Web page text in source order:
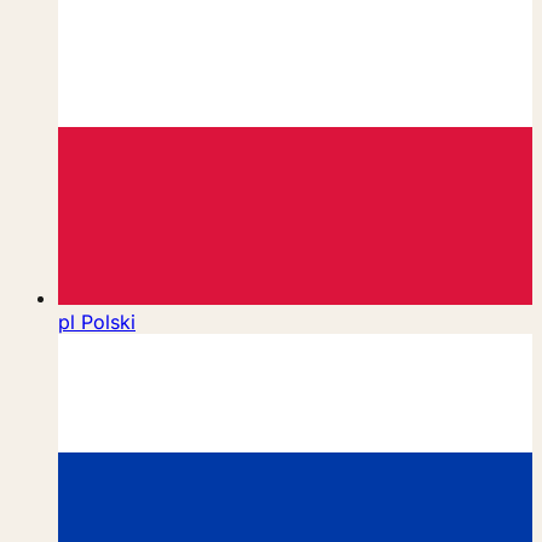
pl Polski